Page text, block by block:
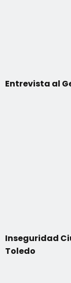
Entrevista al
Inseguridad
Toledo